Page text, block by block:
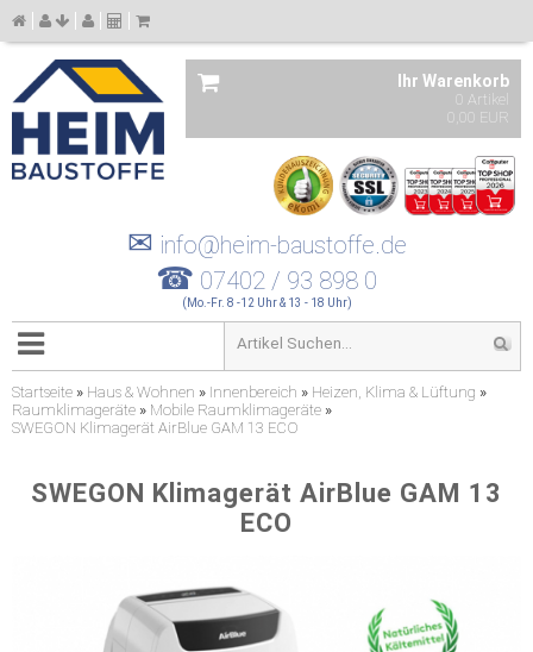
Ihr Warenkorb
0 Artikel
0,00 EUR
✉ info@heim-baustoffe.de
☎ 07402 / 93 898 0
(Mo.-Fr. 8 -12 Uhr & 13 - 18 Uhr)
Startseite » Haus & Wohnen » Innenbereich » Heizen, Klima & Lüftung »
Raumklimageräte » Mobile Raumklimageräte »
SWEGON Klimagerät AirBlue GAM 13 ECO
SWEGON Klimagerät AirBlue GAM 13
ECO